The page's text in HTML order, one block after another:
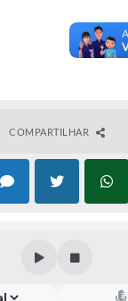
COMPARTILHAR